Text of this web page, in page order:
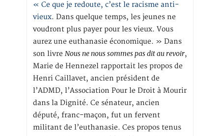
« Ce que je redoute, c’est le racisme anti-
vieux. Dans quelque temps, les jeunes ne
voudront plus payer pour les vieux. Vous
aurez une euthanasie économique. » Dans
son livre Nous ne nous sommes pas dit au revoir,
Marie de Hennezel rapportait les propos de
Henri Caillavet, ancien président de
l’ADMD, l’Association Pour le Droit à Mourir
dans la Dignité. Ce sénateur, ancien
député, franc-maçon, fut un fervent
militant de l’euthanasie. Ces propos tenus